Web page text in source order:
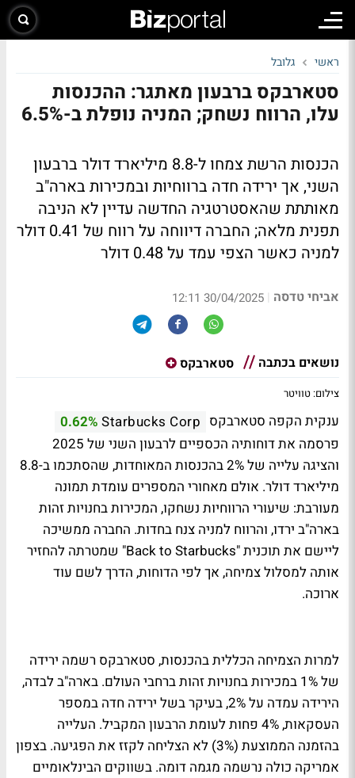
ראשי גלובל
סטארבקס ברבעון מאתגר: ההכנסות
עלו, הרווח נשחק; המניה נופלת ב-6.5%
הכנסות הרשת צמחו ל-8.8 מיליארד דולר ברבעון
השני, אך ירידה חדה ברווחיות ובמכירות בארה"ב
מאותתת שהאסטרטגיה החדשה עדיין לא הניבה
תפנית מלאה; החברה דיווחה על רווח של 0.41 דולר
למניה כאשר הצפי עמד על 0.48 דולר
אביחי טדסה |
30/04/2025 12:11
נושאים בכתבה סטארבקס
צילום: טוויטר
ענקית הקפה סטארבקס Starbucks Corp
0.62%
פרסמה את דוחותיה הכספיים לרבעון השני של 2025
והציגה עלייה של 2% בהכנסות המאוחדות, שהסתכמו ב-8.8
מיליארד דולר. אולם מאחורי המספרים עומדת תמונה
מעורבת: שיעורי הרווחיות נשחקו, המכירות בחנויות זהות
בארה"ב ירדו, והרווח למניה צנח בחדות. החברה ממשיכה
ליישם את תוכנית "Back to Starbucks" שמטרתה להחזיר
אותה למסלול צמיחה, אך לפי הדוחות, הדרך לשם עוד
ארוכה.
למרות הצמיחה הכללית בהכנסות, סטארבקס רשמה ירידה
של 1% במכירות בחנויות זהות ברחבי העולם. בארה"ב לבדה,
הירידה עמדה על 2%, בעיקר בשל ירידה חדה במספר
העסקאות, 4% פחות לעומת הרבעון המקביל. העלייה
בהזמנה הממוצעת (3%) לא הצליחה לקזז את הפגיעה. בצפון
אמריקה כולה נרשמה מגמה דומה. בשווקים הבינלאומיים